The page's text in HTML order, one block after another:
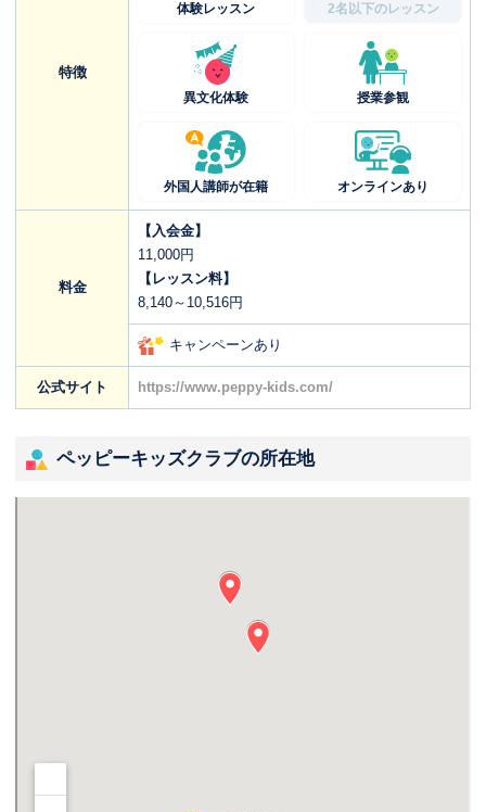
特徴
体験レッスン 2名以下のレッスン
異文化体験 授業参観
外国人講師が在籍 オンラインあり
料金
【入会金】
11,000円
【レッスン料】
8,140～10,516円
キャンペーンあり
公式サイト https://www.peppy-kids.com/
ペッピーキッズクラブの所在地